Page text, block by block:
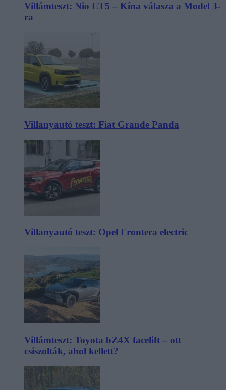
Villámteszt: Nio ET5 – Kína válasza a Model 3-
ra
Villanyautó teszt: Fiat Grande Panda
Villanyautó teszt: Opel Frontera electric
Villámteszt: Toyota bZ4X facelift – ott
csiszolták, ahol kellett?